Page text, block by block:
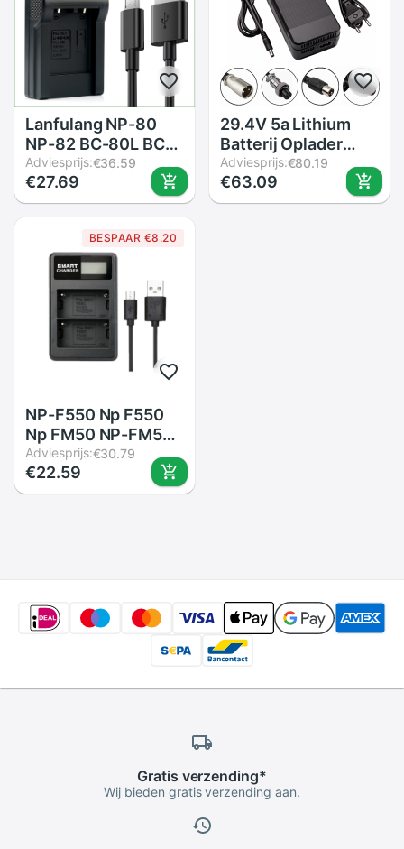
Lanfulang NP-80
NP-82 BC-80L BC-
81L Digitale Camera
Batterij Oplader
Voor Casio Ex G1 N5
ZS150 Z1 z2 Z16
Z28 Z33
Adviesprijs:€36.59
€27.69
29.4V 5a Lithium
Batterij Oplader
Voor 24V 7Serie Li-
Ion Batterij Pack
Voor 29.4V Lithium
Adviesprijs:€80.19
€63.09
BESPAAR €8.20
NP-F550 Np F550
Np FM50 NP-FM50
NP-FM500H Np
FM500H Lcd Dual
Battery Charger
Adviesprijs:€30.79
€22.59
Gratis verzending*
Wij bieden gratis verzending aan.